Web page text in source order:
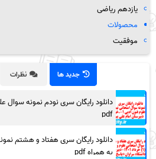
یازدهم ریاضی
محصولات
موفقیت
جدید ها نظرات
دانلود رایگان سری نودم نمونه سوال
pdf
دانلود رایگان سری هفتاد و هشتم
به همراه pdf